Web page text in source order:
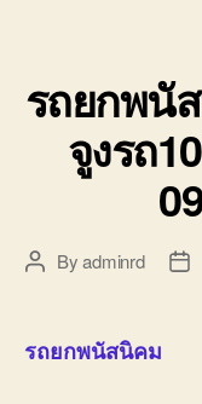
รถยกพนั
จูงรถ
PostByadminrd
รถยกพนัสนิคม